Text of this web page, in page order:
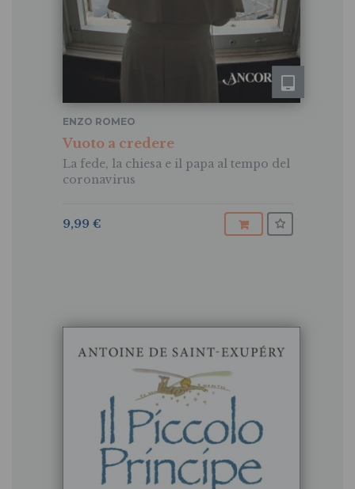
Vuoto a credere
La fede, la chiesa e il papa al tempo del
coronavirus
ENZO ROMEO
9,99 €